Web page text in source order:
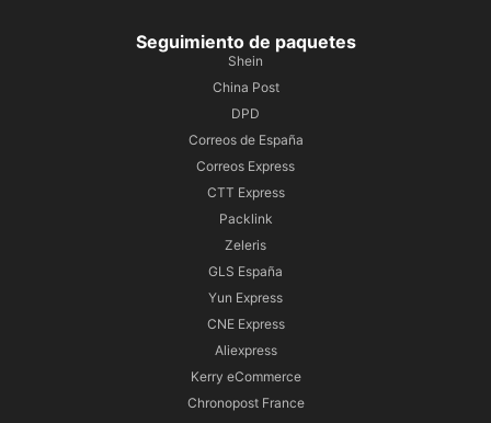
Seguimiento de paquetes
Shein
China Post
DPD
Correos de España
Correos Express
CTT Express
Packlink
Zeleris
GLS España
Yun Express
CNE Express
Aliexpress
Kerry eCommerce
Chronopost France